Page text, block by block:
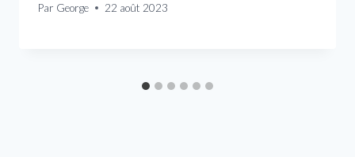
Par George 22 août 2023